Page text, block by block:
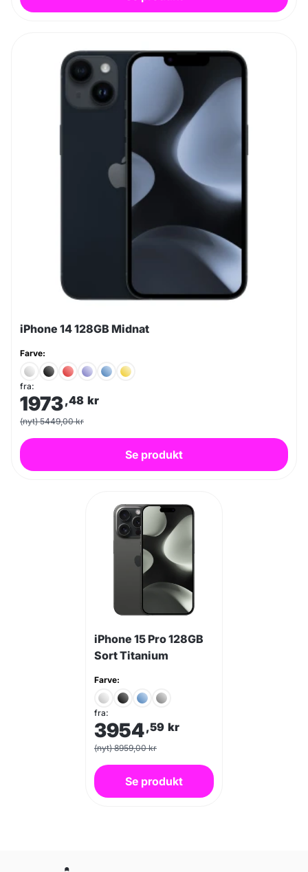
iPhone 14 128GB Midnat
Farve:
fra:
1973,48 kr
(nyt) 5449,00 kr
Se produkt
iPhone 15 Pro 128GB
Sort Titanium
Farve:
fra:
3954,59 kr
(nyt) 8959,00 kr
Se produkt